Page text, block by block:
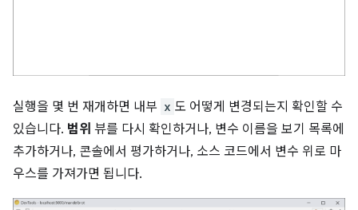
실행을 몇 번 재개하면 내부 x 도 어떻게 변경되는지 확인할 수
있습니다. 범위 뷰를 다시 확인하거나, 변수 이름을 보기 목록에
추가하거나, 콘솔에서 평가하거나, 소스 코드에서 변수 위로 마
우스를 가져가면 됩니다.